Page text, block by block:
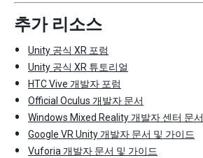
추가 리소스
Unity 공식 XR 포럼
Unity 공식 XR 튜토리얼
HTC Vive 개발자 포럼
Official Oculus 개발자 문서
Windows Mixed Reality 개발자 센터 문서
Google VR Unity 개발자 문서 및 가이드
Vuforia 개발자 문서 및 가이드